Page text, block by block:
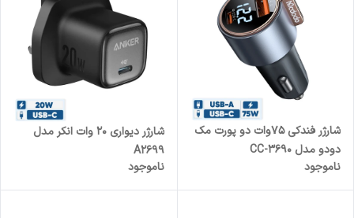
شارژر فندکی 75وات دو پورت مک
دودو مدل CC-3690
ناموجود
شارژر دیواری 20 وات انکر مدل
A2699
ناموجود